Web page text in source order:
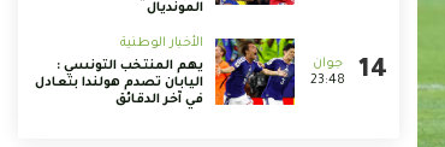
المونديال
23:48
الأخبار الوطنية
يهم المنتخب التونسي :
اليابان تصدم هولندا بتعادل
في آخر الدقائق